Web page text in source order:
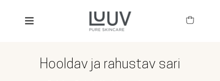
Toggle
Hooldav ja rahustav sari